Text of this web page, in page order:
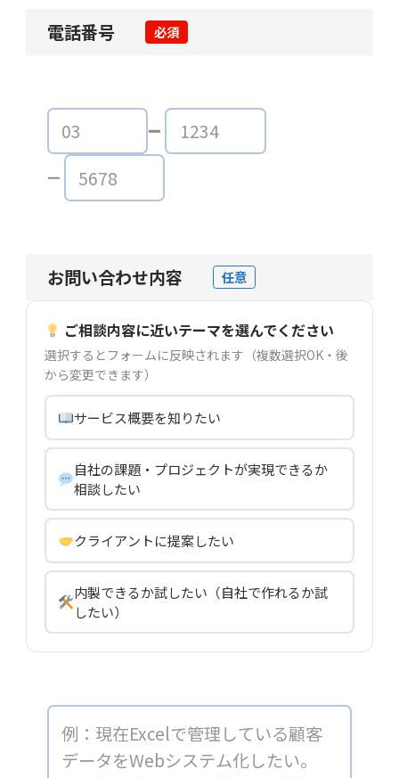
電話番号 必須
お問い合わせ内容 任意
ご相談内容に近いテーマを選んでください
選択するとフォームに反映されます（複数選択OK・後
から変更できます）
サービス概要を知りたい
自社の課題・プロジェクトが実現できるか
相談したい
クライアントに提案したい
内製できるか試したい（自社で作れるか試
したい）